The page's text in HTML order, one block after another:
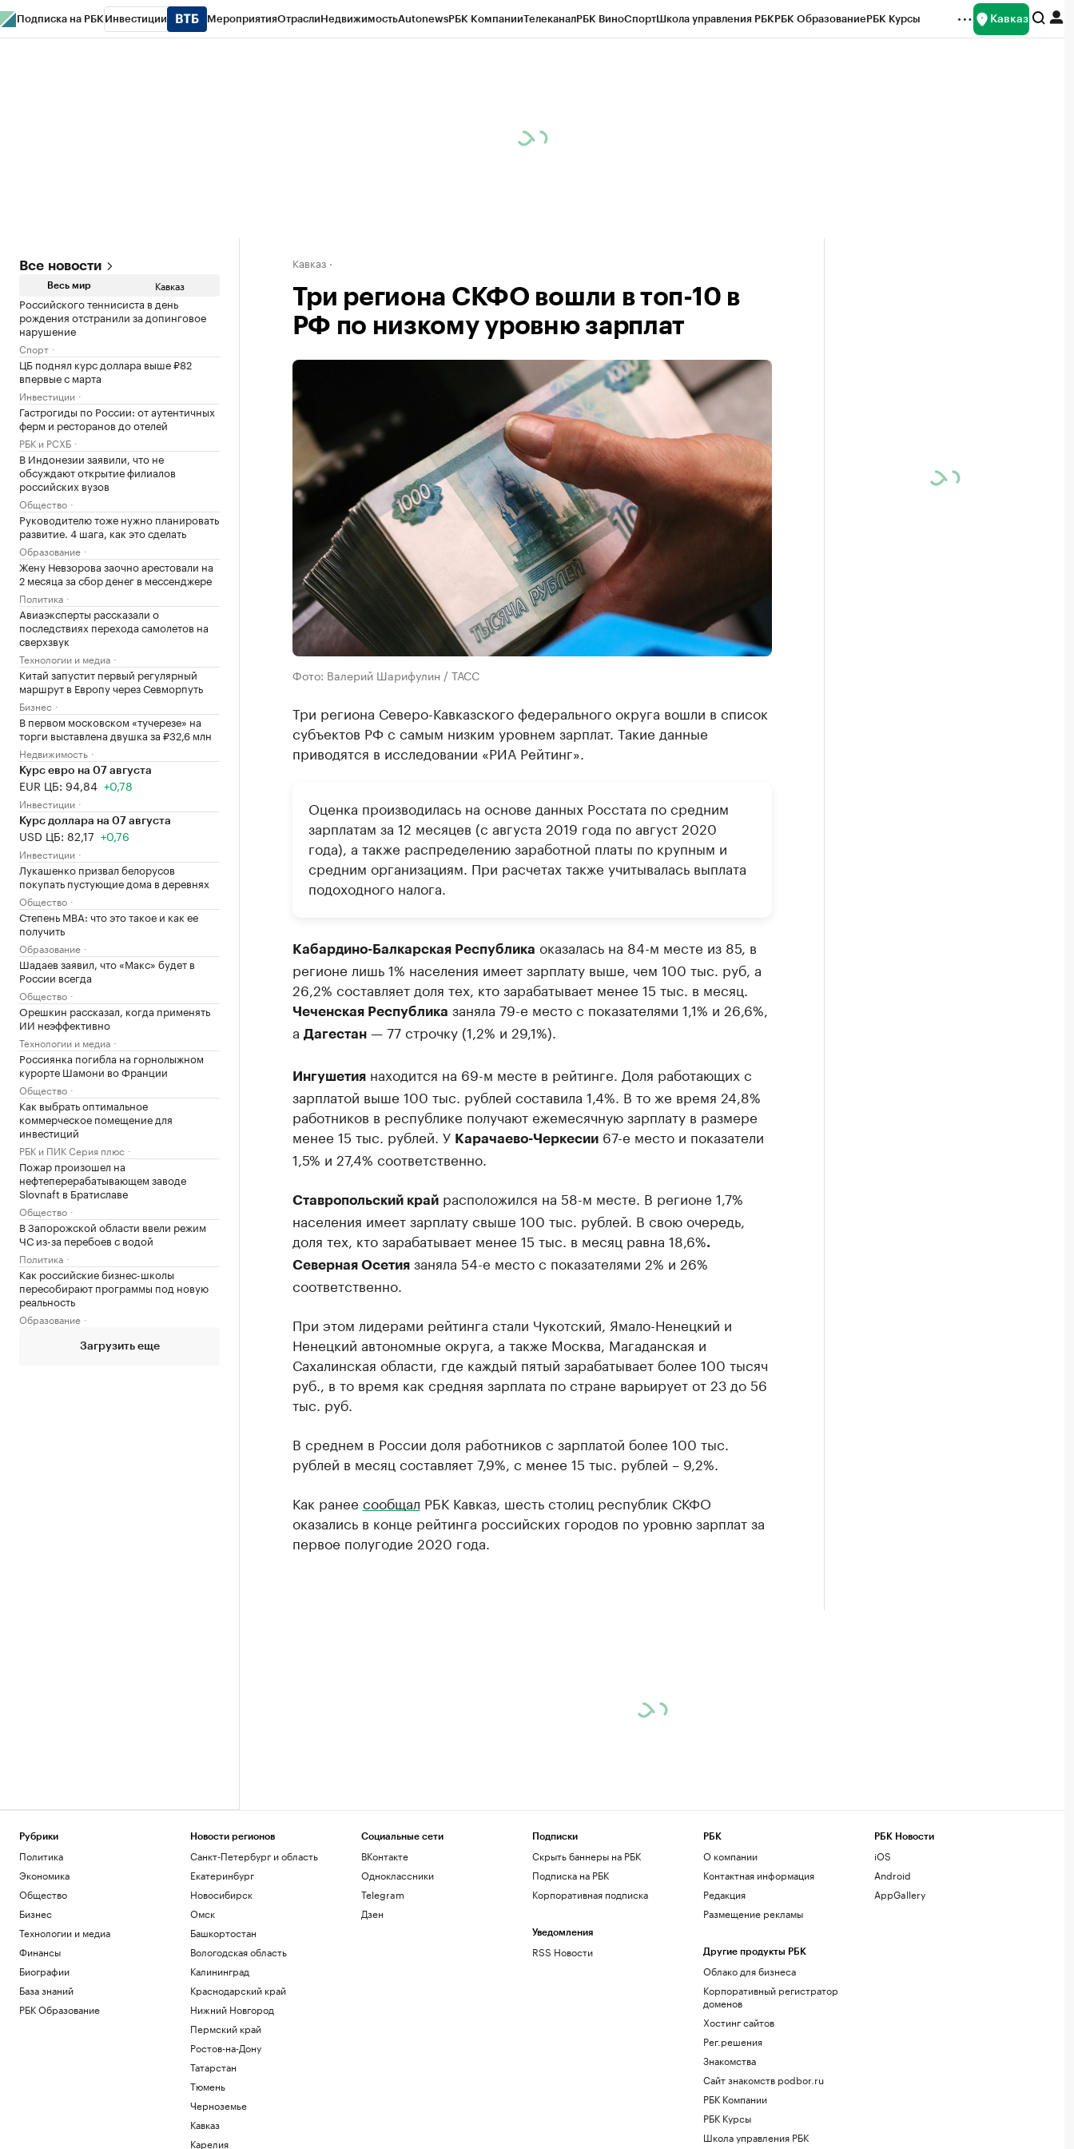
Подписка на РБК Инвестиции МероприятияОтраслиНедвижимостьAutonewsРБК КомпанииТелеканалРБК ВиноСпортШкола управления РБКРБК ОбразованиеРБК Курсы Кавказ
Все новости
Весь мир Кавказ
Российского теннисиста в день
рождения отстранили за допинговое
нарушение
Спорт
ЦБ поднял курс доллара выше ₽82
впервые с марта
Инвестиции
Гастрогиды по России: от аутентичных
ферм и ресторанов до отелей
РБК и РСХБ
В Индонезии заявили, что не
обсуждают открытие филиалов
российских вузов
Общество
Руководителю тоже нужно планировать
развитие. 4 шага, как это сделать
Образование
Жену Невзорова заочно арестовали на
2 месяца за сбор денег в мессенджере
Политика
Авиаэксперты рассказали о
последствиях перехода самолетов на
сверхзвук
Технологии и медиа
Китай запустит первый регулярный
маршрут в Европу через Севморпуть
Бизнес
В первом московском «тучерезе» на
торги выставлена двушка за ₽32,6 млн
Недвижимость
Курс евро на 07 августа
EUR ЦБ: 94,84 +0,78
Инвестиции
Курс доллара на 07 августа
USD ЦБ: 82,17 +0,76
Инвестиции
Лукашенко призвал белорусов
покупать пустующие дома в деревнях
Общество
Степень MBA: что это такое и как ее
получить
Образование
Шадаев заявил, что «Макс» будет в
России всегда
Общество
Орешкин рассказал, когда применять
ИИ неэффективно
Технологии и медиа
Россиянка погибла на горнолыжном
курорте Шамони во Франции
Общество
Как выбрать оптимальное
коммерческое помещение для
инвестиций
РБК и ПИК Серия плюс
Пожар произошел на
нефтеперерабатывающем заводе
Slovnaft в Братиславе
Общество
В Запорожской области ввели режим
ЧС из-за перебоев с водой
Политика
Как российские бизнес-школы
пересобирают программы под новую
реальность
Образование
Загрузить еще
Кавказ
Три региона СКФО вошли в топ-10 в
РФ по низкому уровню зарплат
Фото: Валерий Шарифулин / ТАСС
Три региона Северо-Кавказского федерального округа вошли в список
субъектов РФ с самым низким уровнем зарплат. Такие данные
приводятся в исследовании «РИА Рейтинг».
Оценка производилась на основе данных Росстата по средним
зарплатам за 12 месяцев (с августа 2019 года по август 2020
года), а также распределению заработной платы по крупным и
средним организациям. При расчетах также учитывалась выплата
подоходного налога.
Кабардино-Балкарская Республика оказалась на 84-м месте из 85, в
регионе лишь 1% населения имеет зарплату выше, чем 100 тыс. руб, а
26,2% составляет доля тех, кто зарабатывает менее 15 тыс. в месяц.
Чеченская Республика заняла 79-е место с показателями 1,1% и 26,6%,
а Дагестан— 77 строчку (1,2% и 29,1%).
Ингушетиянаходится на 69-м месте в рейтинге. Доля работающих с
зарплатой выше 100 тыс. рублей составила 1,4%. В то же время 24,8%
работников в республике получают ежемесячную зарплату в размере
менее 15 тыс. рублей. У Карачаево-Черкесии67-е место и показатели
1,5% и 27,4% соответственно.
Ставропольский крайрасположился на 58-м месте. В регионе 1,7%
населения имеет зарплату свыше 100 тыс. рублей. В свою очередь,
доля тех, кто зарабатывает менее 15 тыс. в месяц равна 18,6%.
Северная Осетиязаняла 54-е место с показателями 2% и 26%
соответственно.
При этом лидерами рейтинга стали Чукотский, Ямало-Ненецкий и
Ненецкий автономные округа, а также Москва, Магаданская и
Сахалинская области, где каждый пятый зарабатывает более 100 тысяч
руб., в то время как средняя зарплата по стране варьирует от 23 до 56
тыс. руб.
В среднем в России доля работников с зарплатой более 100 тыс.
рублей в месяц составляет 7,9%, с менее 15 тыс. рублей – 9,2%.
Как ранее сообщал РБК Кавказ, шесть столиц республик СКФО
оказались в конце рейтинга российских городов по уровню зарплат за
первое полугодие 2020 года.
Рубрики
Политика
Экономика
Общество
Бизнес
Технологии и медиа
Финансы
Биографии
База знаний
РБК Образование
Новости регионов
Санкт-Петербург и область
Екатеринбург
Новосибирск
Омск
Башкортостан
Вологодская область
Калининград
Краснодарский край
Нижний Новгород
Пермский край
Ростов-на-Дону
Татарстан
Тюмень
Черноземье
Кавказ
Карелия
Социальные сети
ВКонтакте
Одноклассники
Telegram
Дзен
Подписки
Скрыть баннеры на РБК
Подписка на РБК
Корпоративная подписка
Уведомления
RSS Новости
РБК
О компании
Контактная информация
Редакция
Размещение рекламы
Другие продукты РБК
Облако для бизнеса
Корпоративный регистратор
доменов
Хостинг сайтов
Рег.решения
Знакомства
Сайт знакомств podbor.ru
РБК Компании
РБК Курсы
Школа управления РБК
РБК Новости
iOS
Android
AppGallery